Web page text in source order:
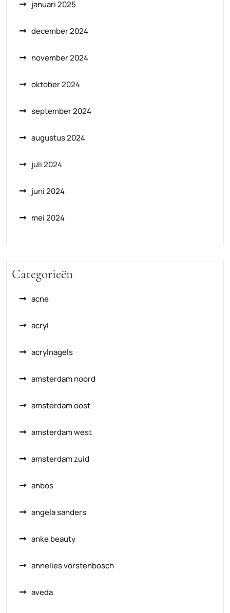
januari 2025
december 2024
november 2024
oktober 2024
september 2024
augustus 2024
juli 2024
juni 2024
mei 2024
Categorieën
acne
acryl
acrylnagels
amsterdam noord
amsterdam oost
amsterdam west
amsterdam zuid
anbos
angela sanders
anke beauty
annelies vorstenbosch
aveda